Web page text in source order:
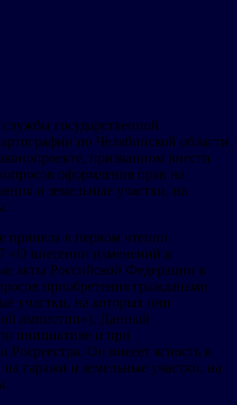
государственной
по Челябинской области
призванном внести
оформления прав на
и земельные участки, на
приняла в первом чтении
«О внесении изменений в
акты Российской Федерации в
приобретения гражданами
участки, на которых они
амнистии»). Данный
инициативе и при
Росреестра. Он внесет ясность в
гаражи и земельные участки, на